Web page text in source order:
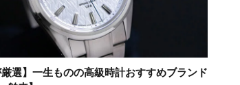
厳選】一生ものの高級時計おすすめブランド